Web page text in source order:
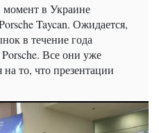
в Украине
Taycan. Ожидается,
в течение года
Все они уже
то, что презентации